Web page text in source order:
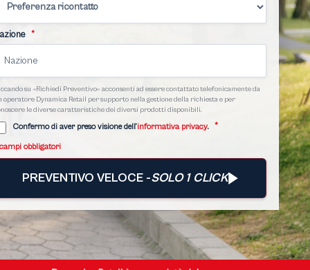
*
su «Richiedi Preventivo» acconsenti ad essere contattato telefonicamente da
operatore Dynamica Retail per supporto nella gestione della richiesta e per
le diverse caratteristiche dei diversi prodotti disponibili.
Confermo di aver preso visione dell’informativa privacy. *
campi obbligatori
PREVENTIVO VELOCE -SOLO 1 CLICK